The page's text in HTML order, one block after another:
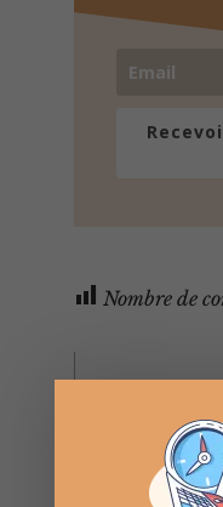
Nombre de